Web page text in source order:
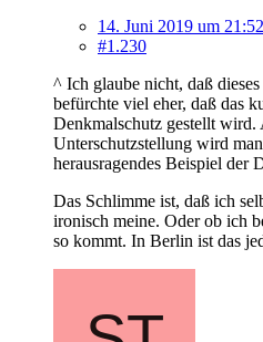
14. Juni 2019 um 21:52
#1.230
^ Ich glaube nicht, daß
befürchte viel eher, daß das
Denkmalschutz gestellt
Unterschutzstellung wird
herausragendes Beispiel der
Das Schlimme ist, daß ich
ironisch meine. Oder ob ich
so kommt. In Berlin ist das